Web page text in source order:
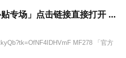
专场」点击链接直接打开 ...
MF278 「官方